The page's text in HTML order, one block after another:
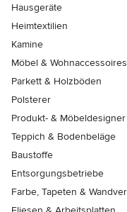
Hausgeräte
Heimtextilien
Kamine
Möbel & Wohnaccessoires
Parkett & Holzböden
Polsterer
Produkt- & Möbeldesigner
Teppich & Bodenbeläge
Baustoffe
Entsorgungsbetriebe
Farbe, Tapeten &